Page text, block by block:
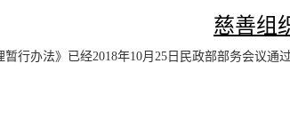
慈善组
行办法》已经2018年10月25日民政部部务会议通